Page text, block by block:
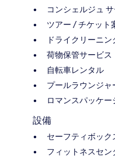
コンシェルジュ
ツアー / チケット
ドライクリーニ
荷物保管サービス
自転車レンタル
プールラウンジャ
ロマンスパッケー
設備
セーフティボック
フィットネスセン